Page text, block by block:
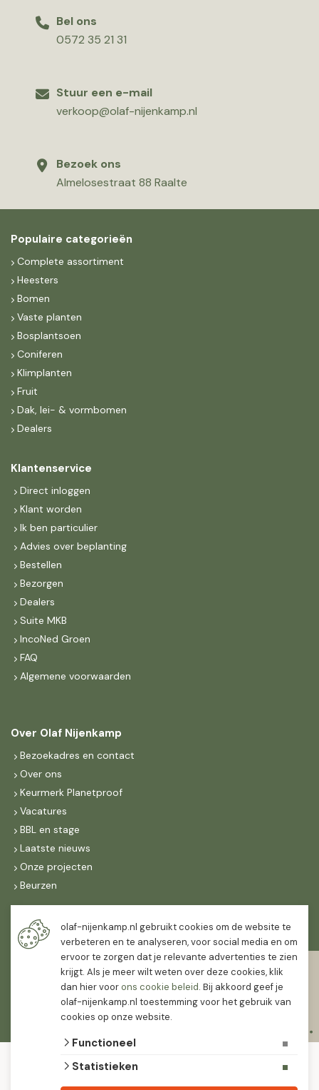
Bel ons
0572 35 21 31
Stuur een e-mail
verkoop@olaf-nijenkamp.nl
Bezoek ons
Almelosestraat 88 Raalte
Populaire categorieën
Complete assortiment
Heesters
Bomen
Vaste planten
Bosplantsoen
Coniferen
Klimplanten
Fruit
Dak, lei- & vormbomen
Dealers
Klantenservice
Direct inloggen
Klant worden
Ik ben particulier
Advies over beplanting
Bestellen
Bezorgen
Dealers
Suite MKB
IncoNed Groen
FAQ
Algemene voorwaarden
Over Olaf Nijenkamp
Bezoekadres en contact
Over ons
Keurmerk Planetproof
Vacatures
BBL en stage
Laatste nieuws
Onze projecten
Beurzen
Maandag t/m vrijdag
07:30-
16:30
12:00
algemene voorwaarden
olaf-nijenkamp.nl gebruikt cookies om de website te
verbeteren en te analyseren, voor social media en om
ervoor te zorgen dat je relevante advertenties te zien
krijgt. Als je meer wilt weten over deze cookies, klik
dan hier voorons cookie beleid. Bij akkoord geef je
olaf-nijenkamp.nl toestemming voor het gebruik van
cookies op onze website.
Functioneel
Statistieken